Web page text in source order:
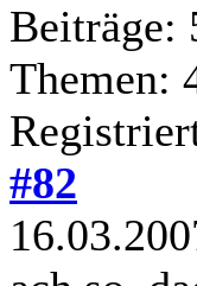
Beiträge:
Themen:
#82